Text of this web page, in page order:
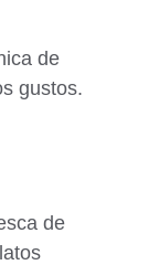
de
gustos.
de